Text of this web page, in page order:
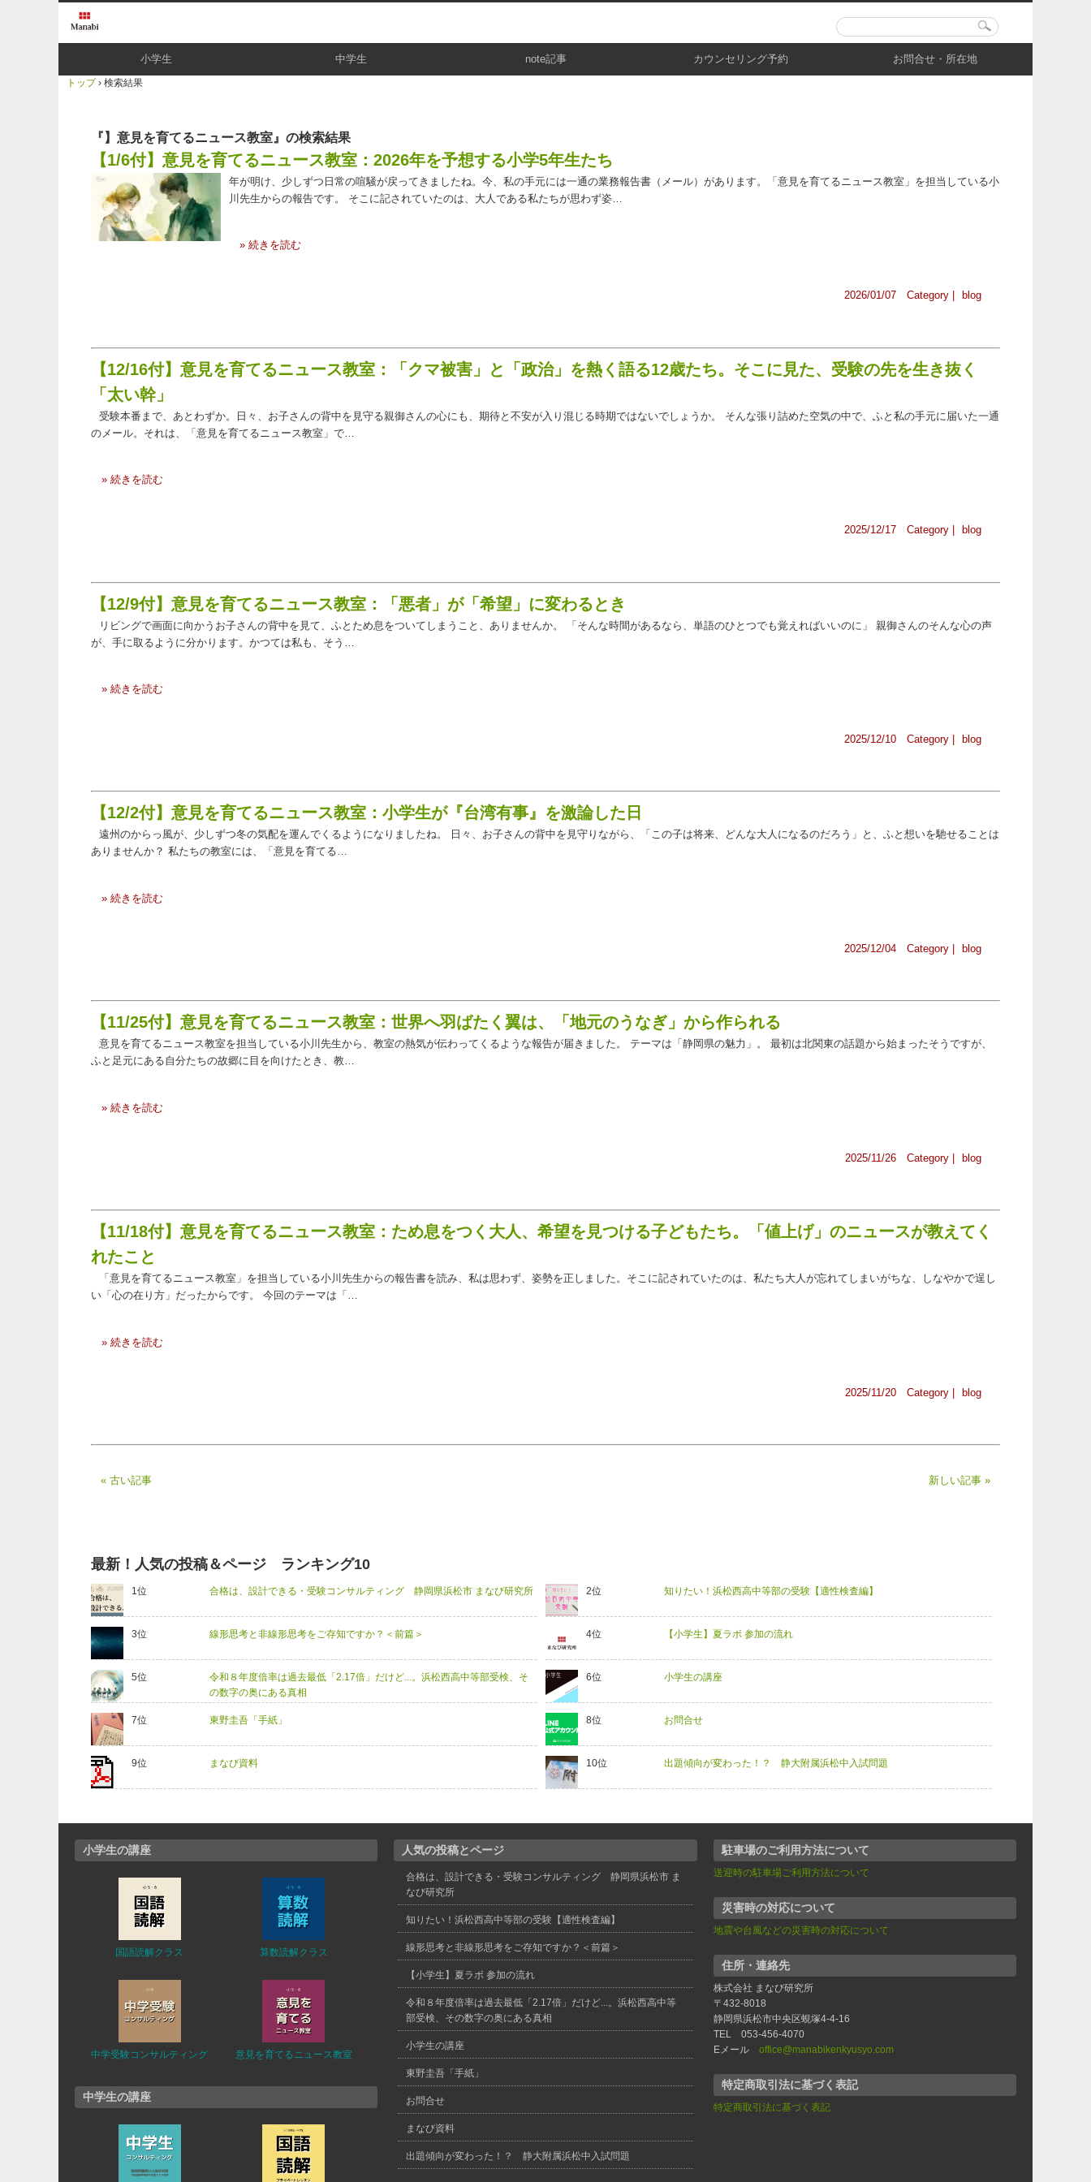
小学生 中学生 note記事 カウンセリング予約 お問合せ・所在地
トップ › 検索結果
『】意見を育てるニュース教室』の検索結果
【1/6付】意見を育てるニュース教室：2026年を予想する小学5年生たち
年が明け、少しずつ日常の喧騒が戻ってきましたね。今、私の手元には一通の業務報告書（メール）があります。「意見を育てるニュース教室」を担当している小
川先生からの報告です。 そこに記されていたのは、大人である私たちが思わず姿…
» 続きを読む
2026/01/07 Category | blog
【12/16付】意見を育てるニュース教室：「クマ被害」と「政治」を熱く語る12歳たち。そこに見た、受験の先を生き抜く
「太い幹」
受験本番まで、あとわずか。日々、お子さんの背中を見守る親御さんの心にも、期待と不安が入り混じる時期ではないでしょうか。 そんな張り詰めた空気の中で、ふと私の手元に届いた一通
のメール。それは、「意見を育てるニュース教室」で…
» 続きを読む
2025/12/17 Category | blog
【12/9付】意見を育てるニュース教室：「悪者」が「希望」に変わるとき
リビングで画面に向かうお子さんの背中を見て、ふとため息をついてしまうこと、ありませんか。 「そんな時間があるなら、単語のひとつでも覚えればいいのに」 親御さんのそんな心の声
が、手に取るように分かります。かつては私も、そう…
» 続きを読む
2025/12/10 Category | blog
【12/2付】意見を育てるニュース教室：小学生が『台湾有事』を激論した日
遠州のからっ風が、少しずつ冬の気配を運んでくるようになりましたね。 日々、お子さんの背中を見守りながら、「この子は将来、どんな大人になるのだろう」と、ふと想いを馳せることは
ありませんか？ 私たちの教室には、「意見を育てる…
» 続きを読む
2025/12/04 Category | blog
【11/25付】意見を育てるニュース教室：世界へ羽ばたく翼は、「地元のうなぎ」から作られる
意見を育てるニュース教室を担当している小川先生から、教室の熱気が伝わってくるような報告が届きました。 テーマは「静岡県の魅力」。 最初は北関東の話題から始まったそうですが、
ふと足元にある自分たちの故郷に目を向けたとき、教…
» 続きを読む
2025/11/26 Category | blog
【11/18付】意見を育てるニュース教室：ため息をつく大人、希望を見つける子どもたち。「値上げ」のニュースが教えてく
れたこと
「意見を育てるニュース教室」を担当している小川先生からの報告書を読み、私は思わず、姿勢を正しました。そこに記されていたのは、私たち大人が忘れてしまいがちな、しなやかで逞し
い「心の在り方」だったからです。 今回のテーマは「…
» 続きを読む
2025/11/20 Category | blog
« 古い記事 新しい記事 »
最新！人気の投稿＆ページ ランキング10
合格は、設計できる・受験コンサルティング 静岡県浜松市 まなび研究所 知りたい！浜松西高中等部の受験【適性検査編】
線形思考と非線形思考をご存知ですか？＜前篇＞ 【小学生】夏ラボ 参加の流れ
令和８年度倍率は過去最低「2.17倍」だけど...。浜松西高中等部受検、そ
の数字の奥にある真相
小学生の講座
東野圭吾「手紙」 お問合せ
まなび資料 出題傾向が変わった！？ 静大附属浜松中入試問題
小学生の講座
国語読解クラス 算数読解クラス
中学受験コンサルティング 意見を育てるニュース教室
中学生の講座
人気の投稿とページ
合格は、設計できる・受験コンサルティング 静岡県浜松市 ま
なび研究所
知りたい！浜松西高中等部の受験【適性検査編】
線形思考と非線形思考をご存知ですか？＜前篇＞
【小学生】夏ラボ 参加の流れ
令和８年度倍率は過去最低「2.17倍」だけど...。浜松西高中等
部受検、その数字の奥にある真相
小学生の講座
東野圭吾「手紙」
お問合せ
まなび資料
出題傾向が変わった！？ 静大附属浜松中入試問題
駐車場のご利用方法について
送迎時の駐車場ご利用方法について
災害時の対応について
地震や台風などの災害時の対応について
住所・連絡先
株式会社 まなび研究所
〒432-8018
静岡県浜松市中央区蜆塚4-4-16
TEL 053-456-4070
Eメール office@manabikenkyusyo.com
特定商取引法に基づく表記
特定商取引法に基づく表記